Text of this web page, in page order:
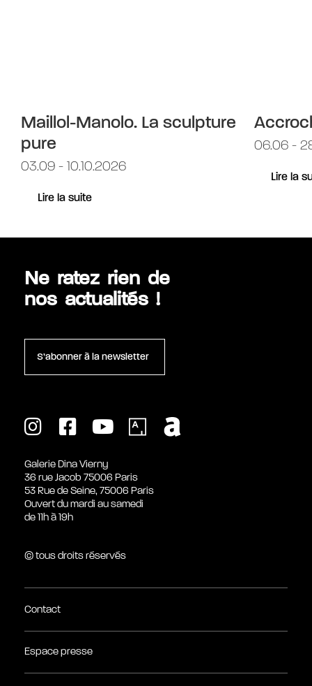
Maillol-Manolo. La sculpture
pure
03.09 - 10.10.2026
Lire la suite
06.06 -
Lire la
Ne ratez rien de
nos actualités !
S’abonner à la newsletter
Galerie Dina Vierny
36 rue Jacob 75006 Paris
53 Rue de Seine, 75006 Paris
Ouvert du mardi au samedi
de 11h à 19h
© tous droits réservés
Contact
Espace presse